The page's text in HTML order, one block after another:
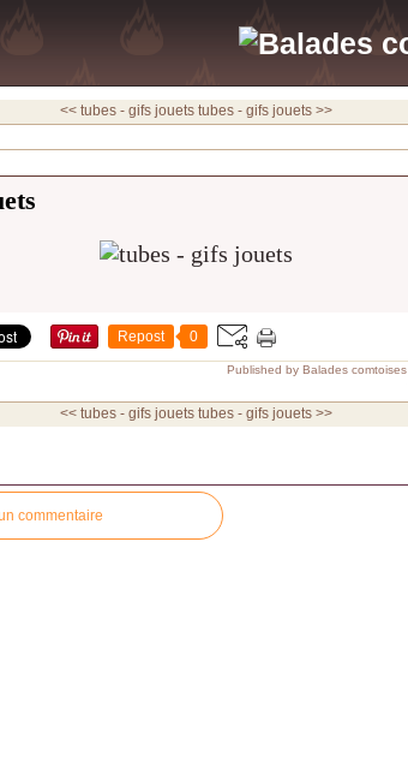
<< tubes - gifs jouets tubes - gifs jouets >>
Repost 0
Published by Balades comtoises
<< tubes - gifs jouets tubes - gifs jouets >>
commentaire